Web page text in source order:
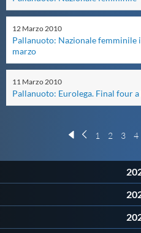
Protezione Civile
Qualità
Sostenibilità
12 Marzo2010
Pallanuoto: Nazionale femminile
marzo
11 Marzo2010
Pallanuoto: Eurolega. Final four
1 2 3 4